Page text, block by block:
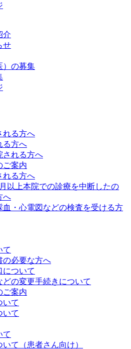
介
せ
）の募集
れる方へ
る方へ
される方へ
ご案内
れる方へ
以上本院での診療を中断したの
へ
血・心電図などの検査を受ける方
て
の必要な方へ
について
の変更手続きについて
ご案内
いて
いて
て
て（患者さん向け）